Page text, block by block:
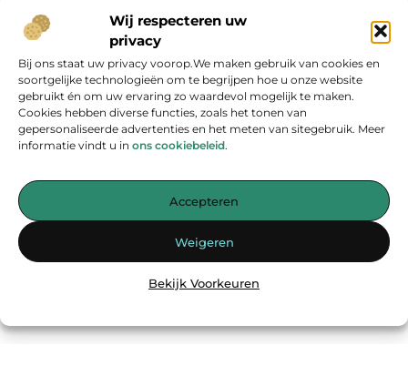
Wij respecteren uw
privacy
Bij ons staat uw privacy voorop.We maken gebruik van cookies en
soortgelijke technologieën om te begrijpen hoe u onze website
gebruikt én om uw ervaring zo waardevol mogelijk te maken.
Cookies hebben diverse functies, zoals het tonen van
gepersonaliseerde advertenties en het meten van sitegebruik. Meer
informatie vindt u in ons cookiebeleid.
Accepteren
Weigeren
Bekijk Voorkeuren
Jouw bron voor inspirerende blogs en waardevolle inzichten
— Laat je inspireren door verhelderende verhalen, praktische tips
Begin vandaag nog met ontdekken op
Onze informatie